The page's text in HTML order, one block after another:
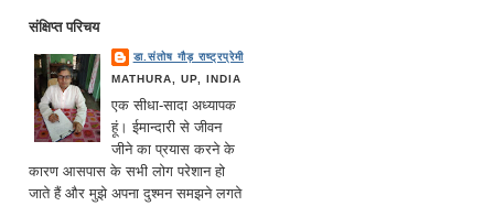
संक्षिप्त परिचय
डा.संतोष गौड़ राष्ट्रप्रेमी
MATHURA, UP, INDIA
एक सीधा-सादा अध्यापक
हूं। ईमान्दारी से जीवन
जीने का प्रयास करने के
कारण आसपास के सभी लोग परेशान हो
जाते हैं और मुझे अपना दुश्मन समझने लगते